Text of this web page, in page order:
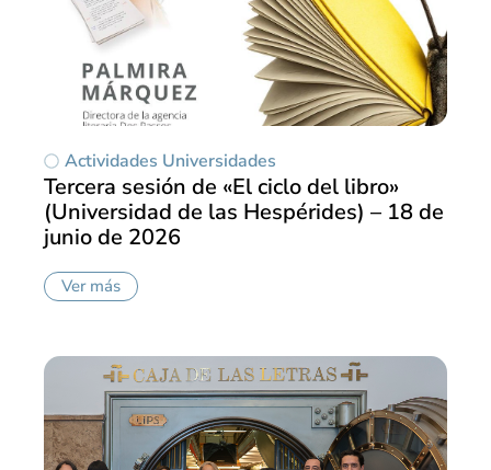
Actividades Universidades
Tercera sesión de «El ciclo del libro»
(Universidad de las Hespérides) – 18 de
junio de 2026
Ver más